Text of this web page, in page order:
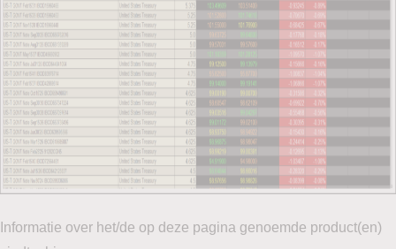
Informatie over het/de op deze pagina genoemde product(en)